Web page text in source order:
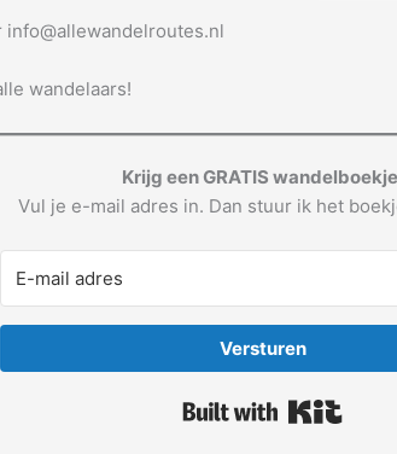
wandelaars!
Krijg een GRATIS
Vul je e-mail adres in. Dan stuur ik het
Versturen